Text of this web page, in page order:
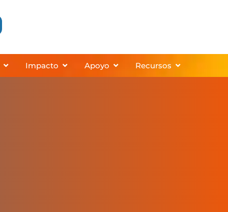
Abrir About
Impacto Abrir Impact
Apoyo Abrir Support
Recursos Abrir